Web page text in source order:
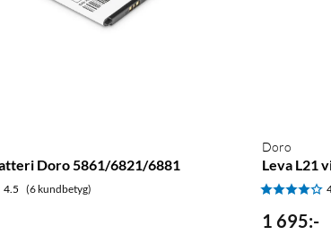
Doro 5861/6821/6881
4.5 (6 kundbetyg)
Doro
Leva L21
1 695:-